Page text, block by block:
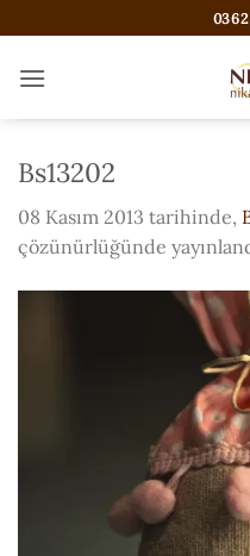
atla
Bs13202
08 Kasım 2013 tarihinde,
çözünürlüğünde